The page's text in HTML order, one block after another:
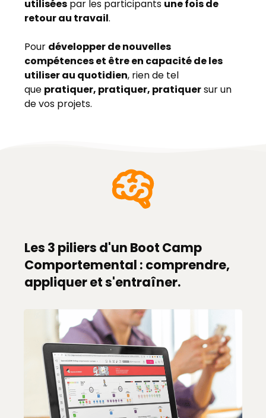
utilisées par les participants une fois de
retour au travail.
Pour développer de nouvelles
compétences et être en capacité de les
utiliser au quotidien, rien de tel
que pratiquer, pratiquer, pratiquersur un
de vos projets.
Les 3 piliers d'un Boot Camp
Comportemental : comprendre,
appliquer et s'entraîner.